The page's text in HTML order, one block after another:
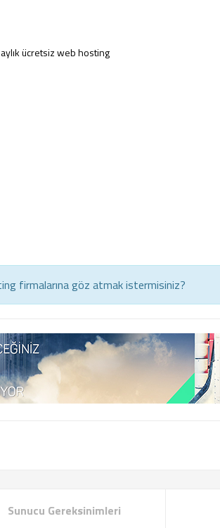
ücretsiz web hosting
firmalarına göz atmak istermisiniz?
Sunucu Gereksinimleri